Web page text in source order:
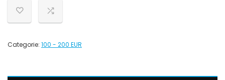
Categorie: 100 - 200 EUR